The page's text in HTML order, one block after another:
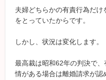
夫婦どちらかの有責行為だけ
をとっていたからです。
しかし、状況は変化します。
最高裁は昭和62年の判決で
情がある場合は離婚請求が認